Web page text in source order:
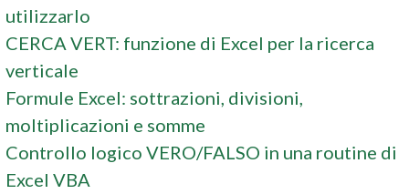
utilizzarlo
CERCA VERT: funzione di Excel per la ricerca
verticale
Formule Excel: sottrazioni, divisioni,
moltiplicazioni e somme
Controllo logico VERO/FALSO in una routine di
Excel VBA